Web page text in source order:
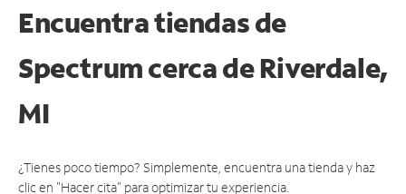
Encuentra tiendas de
Spectrum cerca deRiverdale,
MI
¿Tienes poco tiempo? Simplemente, encuentra una tienda y haz
clic en "Hacer cita" para optimizar tu experiencia.